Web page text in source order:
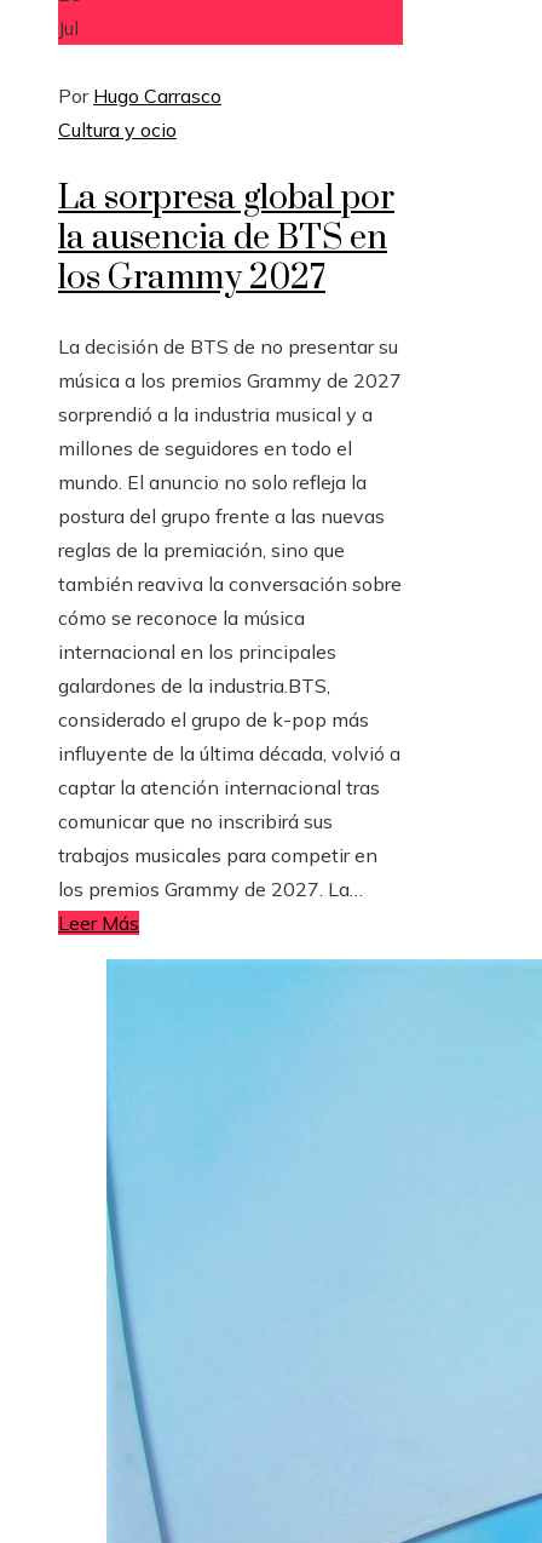
Jul
Por Hugo Carrasco
Cultura y ocio
La sorpresa global por
la ausencia de BTS en
los Grammy 2027
La decisión de BTS de no presentar su
música a los premios Grammy de 2027
sorprendió a la industria musical y a
millones de seguidores en todo el
mundo. El anuncio no solo refleja la
postura del grupo frente a las nuevas
reglas de la premiación, sino que
también reaviva la conversación sobre
cómo se reconoce la música
internacional en los principales
galardones de la industria.BTS,
considerado el grupo de k-pop más
influyente de la última década, volvió a
captar la atención internacional tras
comunicar que no inscribirá sus
trabajos musicales para competir en
los premios Grammy de 2027. La…
Leer Más